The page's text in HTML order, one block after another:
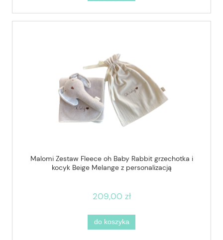
Malomi Zestaw Fleece oh Baby Rabbit grzechotka i
kocyk Beige Melange z personalizacją
209,00 zł
do koszyka